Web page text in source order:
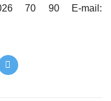
026 70 90 E-mail: